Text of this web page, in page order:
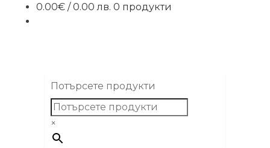
0.00€ / 0.00 лв. 0 продукти
Потърсете продукти
×